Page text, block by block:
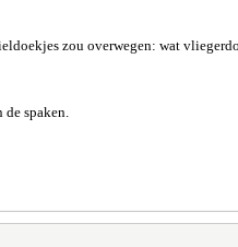
zou overwegen: wat
spaken.